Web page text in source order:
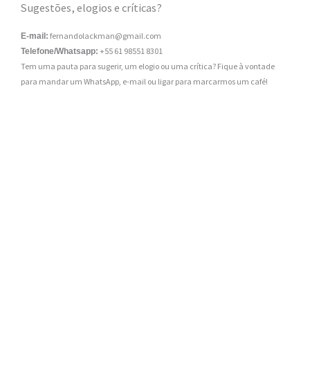
Sugestões, elogios e críticas?
E-mail: fernandolackman@gmail.com
Telefone/Whatsapp: +55 61 98551 8301
Tem uma pauta para sugerir, um elogio ou uma crítica? Fique à vontade
para mandar um WhatsApp, e-mail ou ligar para marcarmos um café!